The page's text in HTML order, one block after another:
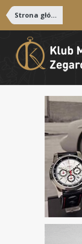
Strona główna